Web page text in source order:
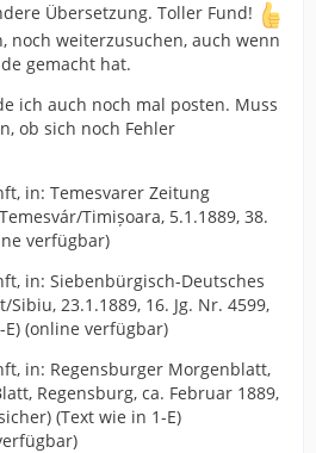
Übersetzung. Toller Fund!
noch weiterzusuchen, auch wenn
gemacht hat.
ich auch noch mal posten. Muss
ob sich noch Fehler
in: Temesvarer Zeitung
Timișoara, 5.1.1889, 38.
verfügbar)
in: Siebenbürgisch-Deutsches
23.1.1889, 16. Jg. Nr. 4599,
(online verfügbar)
in: Regensburger Morgenblatt,
Regensburg, ca. Februar 1889,
(Text wie in 1-E)